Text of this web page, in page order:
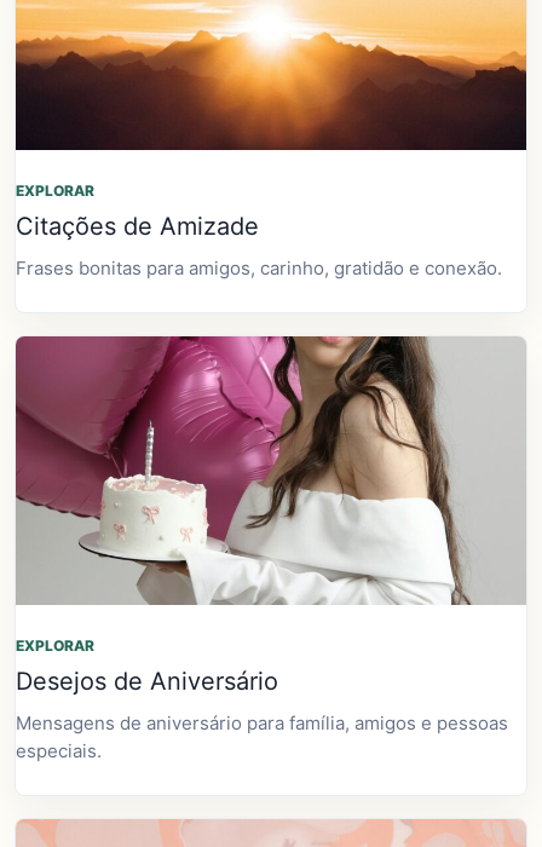
EXPLORAR
Citações de Amizade
Frases bonitas para amigos, carinho, gratidão e conexão.
EXPLORAR
Desejos de Aniversário
Mensagens de aniversário para família, amigos e pessoas
especiais.